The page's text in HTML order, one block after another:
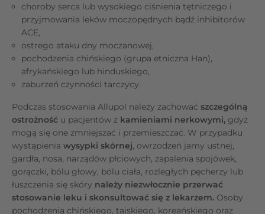
choroby serca lub wysokiego ciśnienia tętniczego i
przyjmowania leków moczopędnych bądź inhibitorów
ACE,
ostrego ataku dny moczanowej,
pochodzenia chińskiego (grupa etniczna Han),
afrykańskiego lub hinduskiego,
zaburzeń czynności tarczycy.
Podczas stosowania Allupol należy zachować szczególną
ostrożność u pacjentów z kamieniami nerkowymi, gdyż
mogą się one zmniejszać i przemieszczać. W przypadku
wystąpienia wysypki skórnej, owrzodzeń jamy ustnej,
gardła, nosa, narządów płciowych, zapalenia spojówek,
gorączki, bólu głowy, bólu ciała, rozległych pęcherzy lub
łuszczenia się skóry należy niezwłocznie przerwać
stosowanie leku i skonsultować się z lekarzem. Osoby
pochodzenia chińskiego, tajskiego, koreańskiego oraz